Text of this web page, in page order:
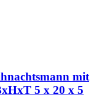
mit
5 x 20 x 5